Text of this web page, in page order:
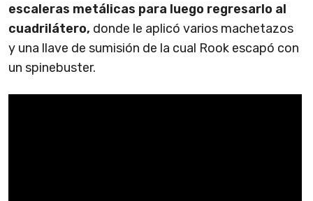
escaleras metálicas para luego regresarlo al
cuadrilátero, donde le aplicó varios machetazos
y una llave de sumisión de la cual Rook escapó con
un spinebuster.